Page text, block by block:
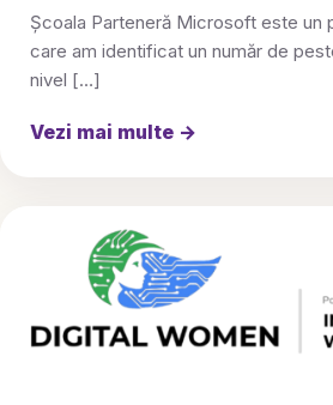
Școala Parteneră Microsoft este un
care am identificat un număr de
nivel […]
Vezi mai multe →